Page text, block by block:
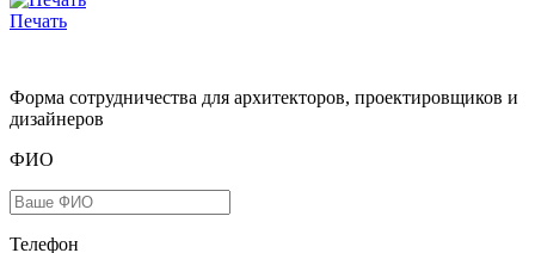
Печать
Форма сотрудничества для архитекторов, проектировщиков и
дизайнеров
ФИО
Телефон